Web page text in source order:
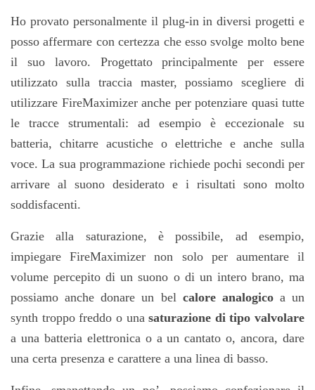
Ho provato personalmente il plug-in in diversi progetti e
posso affermare con certezza che esso svolge molto bene
il suo lavoro. Progettato principalmente per essere
utilizzato sulla traccia master, possiamo scegliere di
utilizzare FireMaximizer anche per potenziare quasi tutte
le tracce strumentali:
ad esempio è eccezionale su
batteria, chitarre acustiche o elettriche e anche sulla
voce.La sua programmazione richiede pochi secondi per
arrivare al suono desiderato e i risultati sono molto
soddisfacenti.
Grazie alla saturazione, è possibile, ad esempio,
impiegare FireMaximizer non solo per aumentare il
volume percepito di un suono o di un intero brano, ma
possiamo anche donare un bel calore analogicoa un
synth troppo freddo o unasaturazione di tipo valvolare
a una batteria elettronica o a un cantato o, ancora, dare
una certa presenza e carattere a una linea di basso.